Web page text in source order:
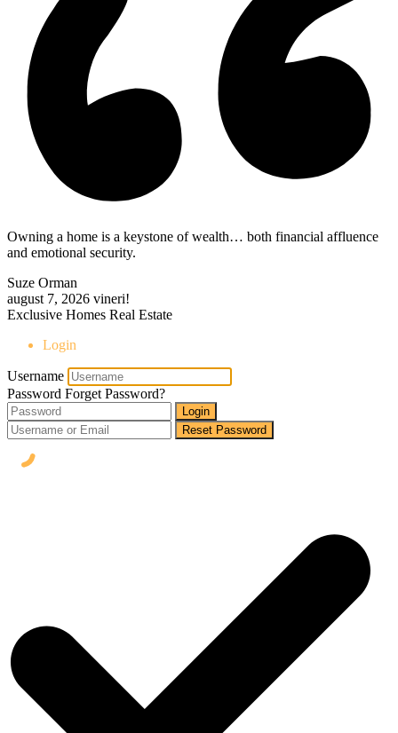
Owning a home is a keystone of wealth… both financial affluence
and emotional security.
Suze Orman
august 7, 2026 vineri!
Exclusive Homes Real Estate
Login
Username
Password Forget Password?
Login
Reset Password